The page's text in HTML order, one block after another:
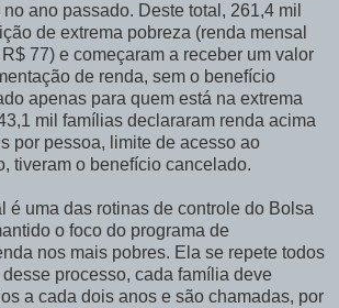
ano passado. Deste total, 261,4 mil
de extrema pobreza (renda mensal
77) e começaram a receber um valor
de renda, sem o benefício
apenas para quem está na extrema
mil famílias declararam renda acima
por pessoa, limite de acesso ao
tiveram o benefício cancelado.
é uma das rotinas de controle do Bolsa
o foco do programa de
nos mais pobres. Ela se repete todos
processo, cada família deve
a cada dois anos e são chamadas, por